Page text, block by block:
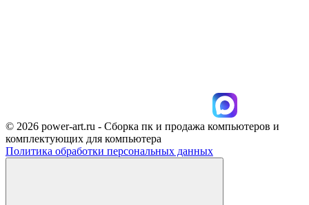
© 2026 power-art.ru - Сборка пк и продажа компьютеров и
комплектующих для компьютера
Политика обработки персональных данных